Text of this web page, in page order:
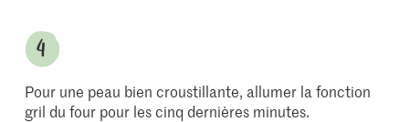
Pour une peau bien croustillante, allumer la fonction
gril du four pour les cinq dernières minutes.